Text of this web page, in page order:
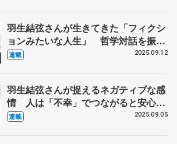
羽生結弦さんが生きてきた「フィクシ
ョンみたいな人生」 哲学対話を振り
返る【最終回】
連載 2025.09.12
羽生結弦さんが捉えるネガティブな感
情 人は「不幸」でつながると安心感
が生まれやすい？【第６回】
連載 2025.09.05